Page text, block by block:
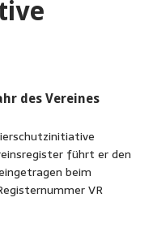
des Vereines
führt er den
beim
VR